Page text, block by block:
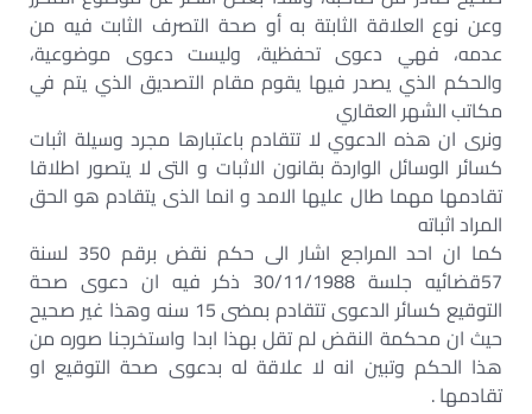
وعن نوع العلاقة الثابتة به أو صحة التصرف الثابت فيه من
عدمه، فهي دعوى تحفظية، وليست دعوى موضوعية،
والحكم الذي يصدر فيها يقوم مقام التصديق الذي يتم في
مكاتب الشهر العقاري
ونرى ان هذه الدعوي لا تتقادم باعتبارها مجرد وسيلة اثبات
كسائر الوسائل الواردة بقانون الاثبات و التى لا يتصور اطلاقا
تقادمها مهما طال عليها الامد و انما الذى يتقادم هو الحق
المراد اثباته
كما ان احد المراجع اشار الى حكم نقض برقم 350 لسنة
57قضائيه جلسة 30/11/1988 ذكر فيه ان دعوى صحة
التوقيع كسائر الدعوى تتقادم بمضى 15 سنه وهذا غير صحيح
حيث ان محكمة النقض لم تقل بهذا ابدا واستخرجنا صوره من
هذا الحكم وتبين انه لا علاقة له بدعوى صحة التوقيع او
تقادمها .